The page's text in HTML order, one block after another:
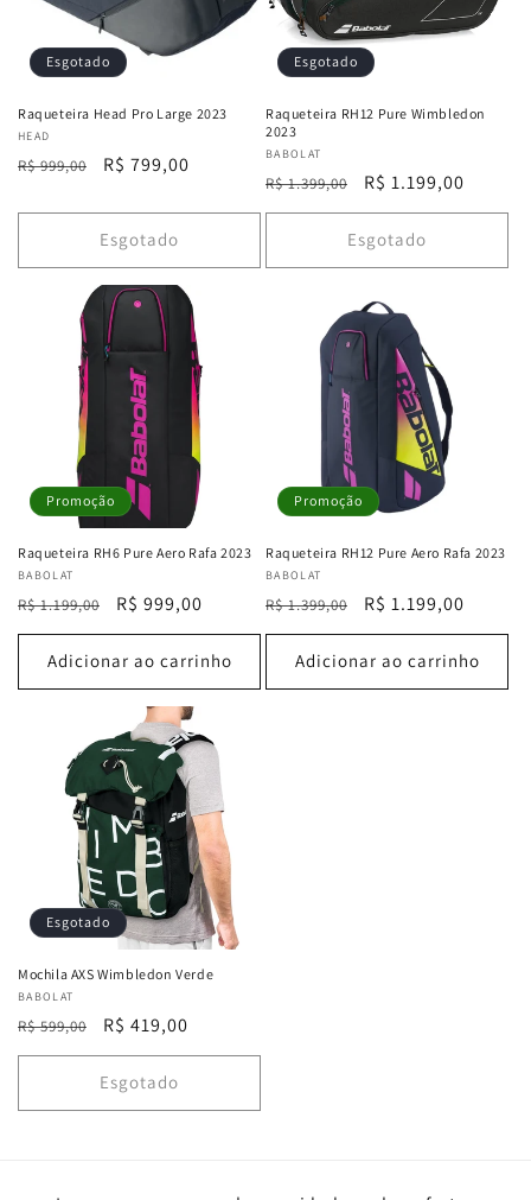
Esgotado
Raqueteira Head Pro Large 2023
Fornecedor:
HEAD
Preço
R$ 999,00
Preço
R$ 799,00
Esgotado
Esgotado
Raqueteira RH12 Pure Wimbledon
2023
Fornecedor:
BABOLAT
Preço
normal
R$ 1.399,00
Preço
promocional
R$ 1.199,00
Esgotado
Promoção
Raqueteira RH6 Pure Aero Rafa 2023
Fornecedor:
BABOLAT
Preço
normal
R$ 1.199,00
Preço
promocional
R$ 999,00
Adicionar ao carrinho
Promoção
Raqueteira RH12 Pure Aero Rafa 2023
Fornecedor:
BABOLAT
Preço
normal
R$ 1.399,00
Preço
promocional
R$ 1.199,00
Adicionar ao carrinho
Esgotado
Mochila AXS Wimbledon Verde
Fornecedor:
BABOLAT
Preço
normal
R$ 599,00
Preço
promocional
R$ 419,00
Esgotado